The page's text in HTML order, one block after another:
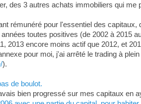
des 3 autres achats immobiliers qui
rémunéré pour l'essentiel des capitaux,
toutes positives (de 2002 à 2015
2013 encore moins actif que 2012, et
pour moi, j'ai arrêté le trading à
).
de boulot.
bien progressé sur mes capitaux en